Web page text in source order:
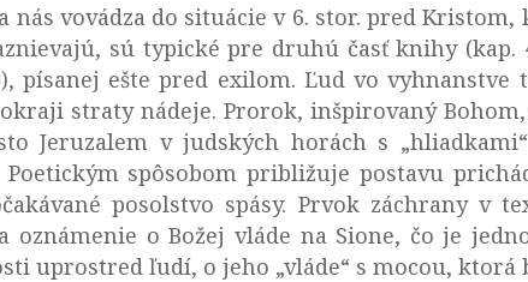
nás vovádza do situácie v 6. stor. pred
sú typické pre druhú časť knihy
písanej ešte pred exilom. Ľud vo
straty nádeje. Prorok, inšpirovaný
Jeruzalem v judských horách s
Poetickým spôsobom približuje postavu
posolstvo spásy. Prvok záchrany v
oznámenie o Božej vláde na Sione, čo je
uprostred ľudí, o jeho „vláde“ s mocou, ktorá